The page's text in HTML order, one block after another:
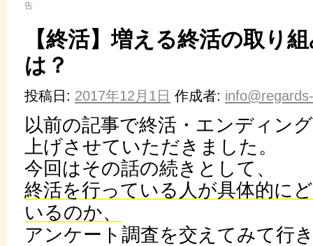
告
【終活】増える終活の取り
は？
投稿日: 2017年12月1日 作成者:
以前の記事で終活・エンディン
上げさせていただきました。
今回はその話の続きとして、
終活を行っている人が具体的に
いるのか、
アンケート調査を交えてみて行